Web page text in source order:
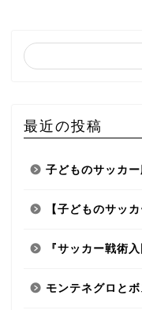
最近の投稿
子どものサッカ
【子どものサッ
『サッカー戦術
モンテネグロと